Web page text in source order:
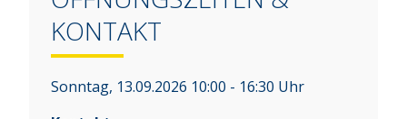
KONTAKT
Sonntag, 13.09.2026 10:00 - 16:30 Uhr